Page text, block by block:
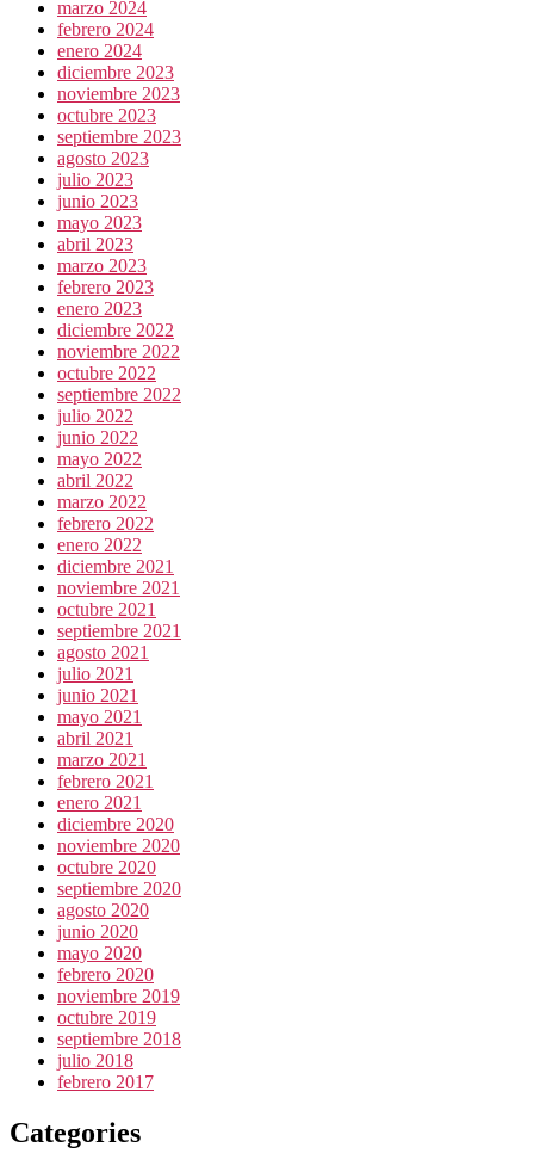
marzo 2024
febrero 2024
enero 2024
diciembre 2023
noviembre 2023
octubre 2023
septiembre 2023
agosto 2023
julio 2023
junio 2023
mayo 2023
abril 2023
marzo 2023
febrero 2023
enero 2023
diciembre 2022
noviembre 2022
octubre 2022
septiembre 2022
julio 2022
junio 2022
mayo 2022
abril 2022
marzo 2022
febrero 2022
enero 2022
diciembre 2021
noviembre 2021
octubre 2021
septiembre 2021
agosto 2021
julio 2021
junio 2021
mayo 2021
abril 2021
marzo 2021
febrero 2021
enero 2021
diciembre 2020
noviembre 2020
octubre 2020
septiembre 2020
agosto 2020
junio 2020
mayo 2020
febrero 2020
noviembre 2019
octubre 2019
septiembre 2018
julio 2018
febrero 2017
Categories